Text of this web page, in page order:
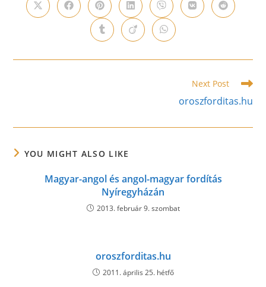
Opens
in
Opens
in
window
Opens
in
a
new
window
Opens
in
a
new
window
Opens
in
a
new
window
Opens
in
Opens
in
Opens
in
new
Opens
in
new
Opens
in
new
Next Post
oroszforditas.hu
YOU MIGHT ALSO LIKE
Magyar-angol és angol-magyar fordítás
Nyíregyházán
2013. február 9. szombat
oroszforditas.hu
2011. április 25. hétfő